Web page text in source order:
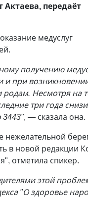
передаёт
медуслуг
получению
и при
Несмотря на
три года
3443", — сказала она.
нежелательной
в новой редакции
отметила спикер.
этой
"О здоровье